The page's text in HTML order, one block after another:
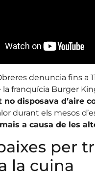
denuncia fins a
la franquícia Burger
disposava d’aire
durant els mesos
a causa de les
per
la cuina